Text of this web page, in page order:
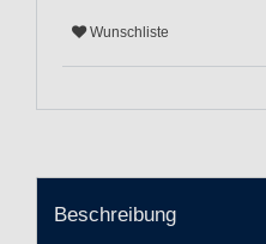
Wunschliste
Beschreibung